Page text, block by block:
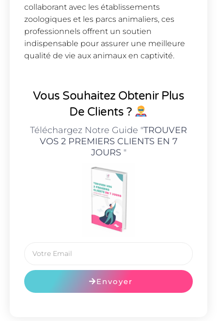
collaborant avec les établissements
zoologiques et les parcs animaliers, ces
professionnels offrent un soutien
indispensable pour assurer une meilleure
qualité de vie aux animaux en captivité.
Vous Souhaitez Obtenir Plus
De Clients ?
Téléchargez Notre Guide "TROUVER
VOS 2 PREMIERS CLIENTS EN 7
JOURS"
Envoyer